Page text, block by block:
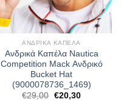
ΑΝΔΡΙΚΆ ΚΑΠΈΛΑ
Ανδρικά Καπέλα Nautica
Competition Mack Ανδρικό
Bucket Hat
(9000078736_1469)
€29,00 Original
€20,30Η